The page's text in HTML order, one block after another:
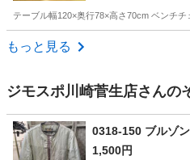
テーブル幅120×奥行78×高さ70cm ベンチ
神奈川 横浜市
もっと見る
ジモスポ川崎菅生店さんの
0318-150 ブルゾ
1,500円